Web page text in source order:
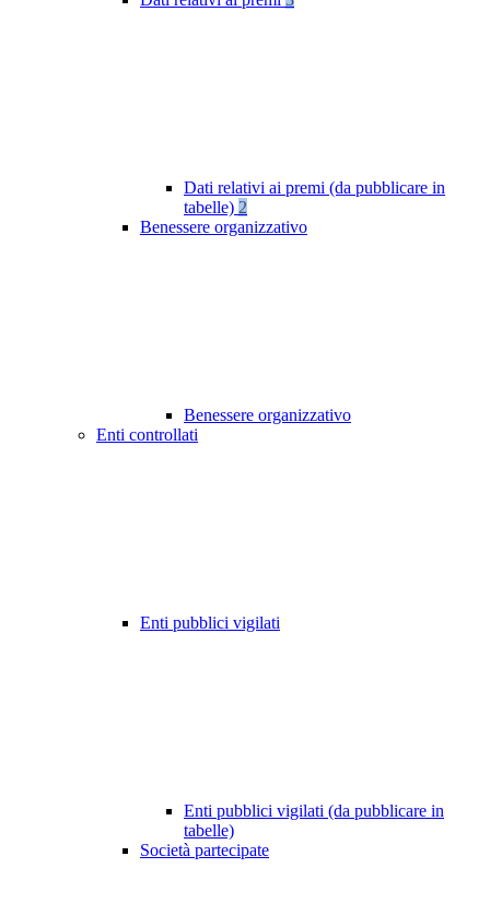
Dati relativi ai premi (da pubblicare in
tabelle) 2
Benessere organizzativo
Benessere organizzativo
Enti controllati
Enti pubblici vigilati
Enti pubblici vigilati (da pubblicare in
tabelle)
Società partecipate